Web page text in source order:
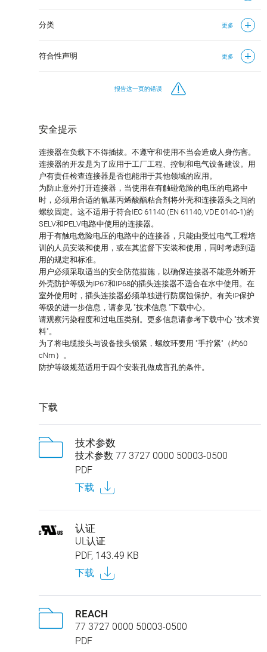
分类 更多
符合性声明 更多
报告这一页的错误
安全提示
连接器在负载下不得插拔。不遵守和使用不当会造成人身伤害。
连接器的开发是为了应用于工厂工程、控制和电气设备建设。用
户有责任检查连接器是否也能用于其他领域的应用。
为防止意外打开连接器，当使用在有触碰危险的电压的电路中
时，必须用合适的氰基丙烯酸酯粘合剂将外壳和连接器头之间的
螺纹固定。这不适用于符合IEC 61140 (EN 61140, VDE 0140-1)的
SELV和PELV电路中使用的连接器。
用于有触电危险电压的电路中的连接器，只能由受过电气工程培
训的人员安装和使用，或在其监督下安装和使用，同时考虑到适
用的规定和标准。
用户必须采取适当的安全防范措施，以确保连接器不能意外断开
外壳防护等级为IP67和IP68的插头连接器不适合在水中使用。在
室外使用时，插头连接器必须单独进行防腐蚀保护。有关IP保护
等级的进一步信息，请参见 "技术信息 "下载中心。
请观察污染程度和过电压类别。更多信息请参考下载中心 "技术资
料"。
为了将电缆接头与设备接头锁紧，螺纹环要用 "手拧紧"（约60
cNm）。
防护等级规范适用于四个安装孔做成盲孔的条件。
下载
技术参数
技术参数 77 3727 0000 50003-0500
PDF
下载
认证
UL认证
PDF, 143.49 KB
下载
REACH
77 3727 0000 50003-0500
PDF